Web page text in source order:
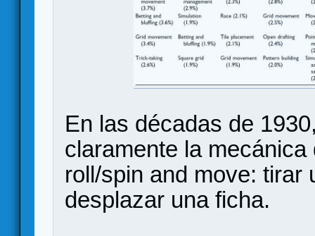
En las décadas de
claramente la
roll/spin and move: tirar
desplazar una ficha.